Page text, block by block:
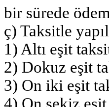
bir sürede
ç) Taksitle
1) Altı eşit
2) Dokuz eşit
3) On iki eşit
4) On sekiz